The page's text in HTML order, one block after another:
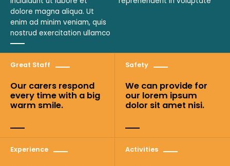
dolore magna aliqua. Ut
enim ad minim veniam, quis
nostrud exercitation ullamco
Great Staff
Our carers respond
every time with a big
warm smile.
Safety
We can provide for
our lorem ipsum
dolor sit amet nisi.
Experience Activities